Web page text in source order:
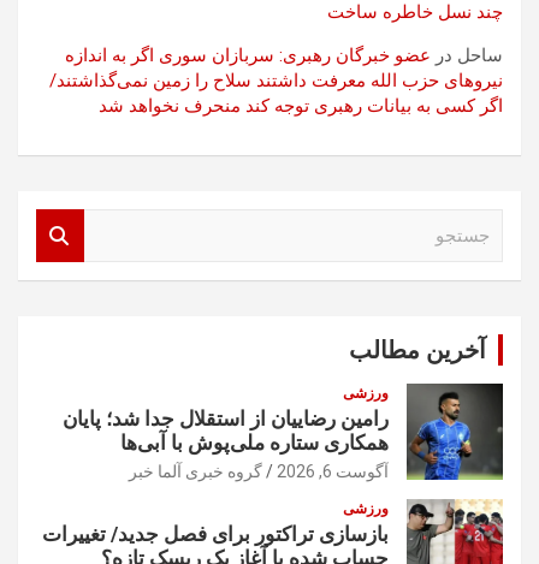
چند نسل خاطره ساخت
ساحل در عضو خبرگان رهبری: سربازان سوری اگر به اندازه
نیروهای حزب الله معرفت داشتند سلاح را زمین نمی‌گذاشتند/
اگر کسی به بیانات رهبری توجه کند منحرف نخواهد شد
آخرین مطالب
ورزشی
رامین رضاییان از استقلال جدا شد؛ پایان
همکاری ستاره ملی‌پوش با آبی‌ها
آگوست 6, 2026 گروه خبری آلما خبر
ورزشی
بازسازی تراکتور برای فصل جدید/ تغییرات
حساب شده یا آغاز یک ریسک تازه؟